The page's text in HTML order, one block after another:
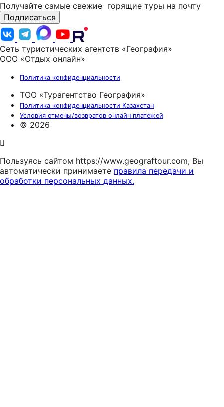
Получайте самые свежие горящие туры на почту
Подписаться
Сеть туристических агентств «География»
ООО «Отдых онлайн»
Политика конфиденциальности
ТОО «Турагентство География»
Политика конфиденциальности Казахстан
Условия отмены/возвратов онлайн платежей
© 2026
Пользуясь сайтом https://www.geograftour.com, Вы
автоматически принимаете правила передачи и
обработки персональных данных.